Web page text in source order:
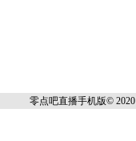
零点吧直播手机版© 2020